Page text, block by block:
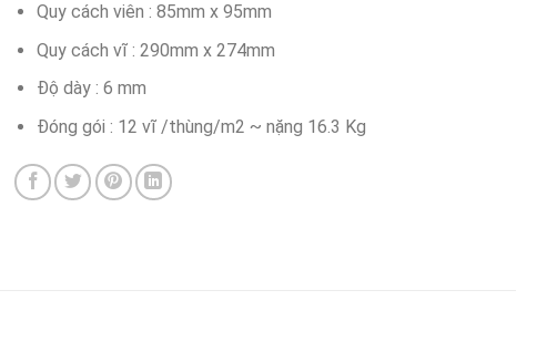
Quy cách viên : 85mm x 95mm
Quy cách vĩ : 290mm x 274mm
Độ dày : 6 mm
Đóng gói : 12 vĩ /thùng/m2 ~ nặng 16.3 Kg